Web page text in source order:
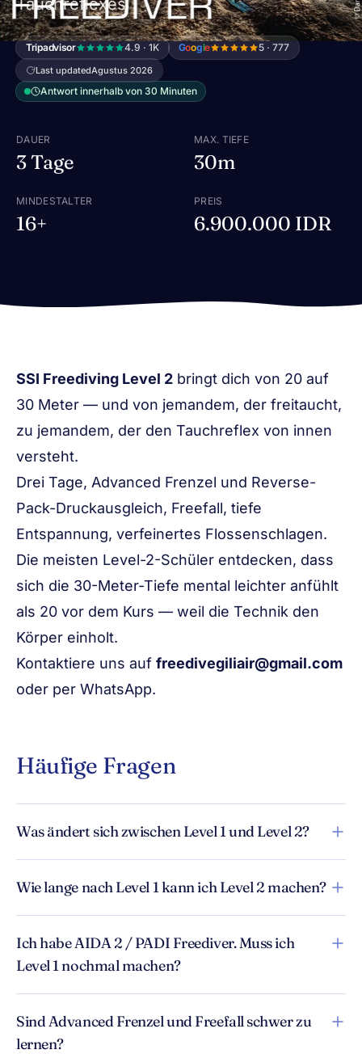
Tauchreflexes
Tripadvisor 4.9 · 1K Google 5 · 777
Last updatedAgustus 2026
Antwort innerhalb von 30 Minuten
DAUER
3 Tage
MAX. TIEFE
30m
MINDESTALTER
16+
PREIS
6.900.000 IDR
SSI Freediving Level 2 bringt dich von 20 auf
30 Meter — und von jemandem, der freitaucht,
zu jemandem, der den Tauchreflex von innen
versteht.
Drei Tage, Advanced Frenzel und Reverse-
Pack-Druckausgleich, Freefall, tiefe
Entspannung, verfeinertes Flossenschlagen.
Die meisten Level-2-Schüler entdecken, dass
sich die 30-Meter-Tiefe mental leichter anfühlt
als 20 vor dem Kurs — weil die Technik den
Körper einholt.
Kontaktiere uns auf freedivegiliair@gmail.com
oder per WhatsApp.
Häufige Fragen
Was ändert sich zwischen Level 1 und Level 2?
Wie lange nach Level 1 kann ich Level 2 machen?
Ich habe AIDA 2 / PADI Freediver. Muss ich
Level 1 nochmal machen?
Sind Advanced Frenzel und Freefall schwer zu
lernen?